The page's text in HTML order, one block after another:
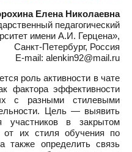
Елена Николаевна
педагогический
имени А.И. Герцена»,
Санкт-Петербург, Россия
E-mail: alenkin92@mail.ru
роль активности в чате
фактора эффективности
с разными стилевыми
Цель — выявить
участников в закрытом
от их стиля обучения по
определить связь